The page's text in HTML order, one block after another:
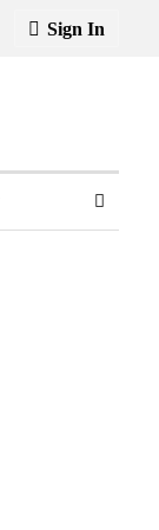
Sign In